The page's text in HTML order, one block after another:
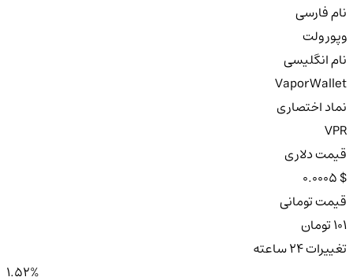
نام فارسی
وپور ولت
نام انگلیسی
VaporWallet
نماد اختصاری
VPR
قیمت دلاری
0.0005 $
قیمت تومانی
101 تومان
تغییرات ۲۴ ساعته
1.52%